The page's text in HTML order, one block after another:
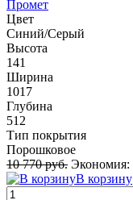
Промет
Цвет
Синий/Серый
Высота
141
Ширина
1017
Глубина
512
Тип покрытия
Порошковое
10 770 руб. Экономия:
В корзину